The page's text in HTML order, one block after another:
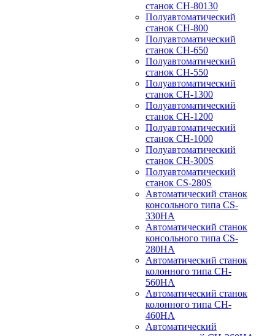
станок CH-80130
Полуавтоматический
станок CH-800
Полуавтоматический
станок CH-650
Полуавтоматический
станок CH-550
Полуавтоматический
станок CH-1300
Полуавтоматический
станок CH-1200
Полуавтоматический
станок CH-1000
Полуавтоматический
станок CH-300S
Полуавтоматический
станок CS-280S
Автоматический станок
консольного типа CS-
330HA
Автоматический станок
консольного типа CS-
280HA
Автоматический станок
колонного типа CH-
560HA
Автоматический станок
колонного типа CH-
460HA
Автоматический